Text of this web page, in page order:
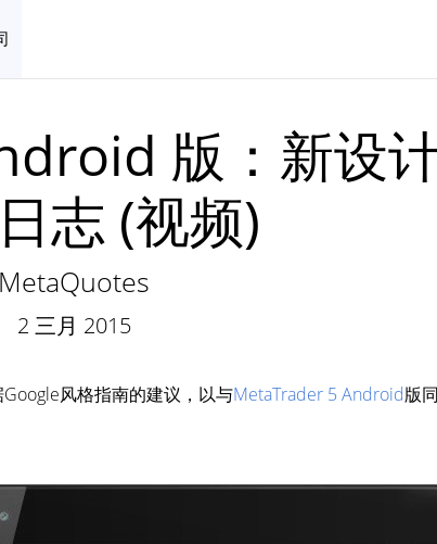
版：新设
志 (视频)
MetaQuotes
2 三月 2015
风格指南的建议，以与MetaTrader 5 Android版